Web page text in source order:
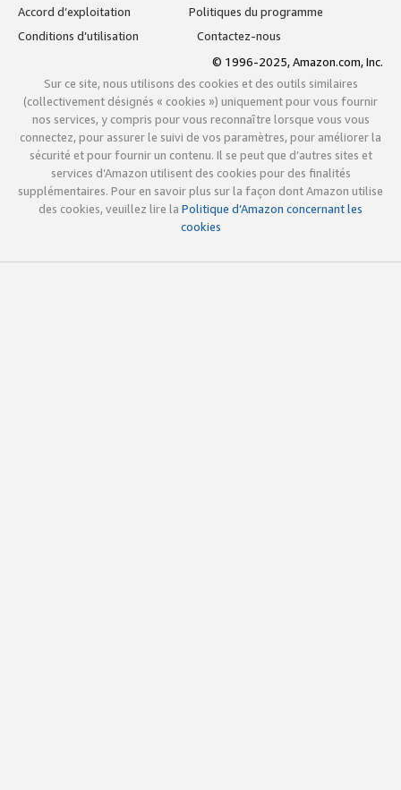
Accord d’exploitation
Politiques du programme
Conditions d’utilisation
Contactez-nous
© 1996-2025, Amazon.com, Inc.
Sur ce site, nous utilisons des cookies et des outils similaires
(collectivement désignés « cookies ») uniquement pour vous fournir
nos services, y compris pour vous reconnaître lorsque vous vous
connectez, pour assurer le suivi de vos paramètres, pour améliorer la
sécurité et pour fournir un contenu. Il se peut que d’autres sites et
services d’Amazon utilisent des cookies pour des finalités
supplémentaires. Pour en savoir plus sur la façon dont Amazon utilise
des cookies, veuillez lire la Politique d’Amazon concernant les
cookies